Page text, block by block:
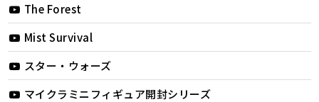
The Forest
Mist Survival
スター・ウォーズ
マイクラミニフィギュア開封シリーズ